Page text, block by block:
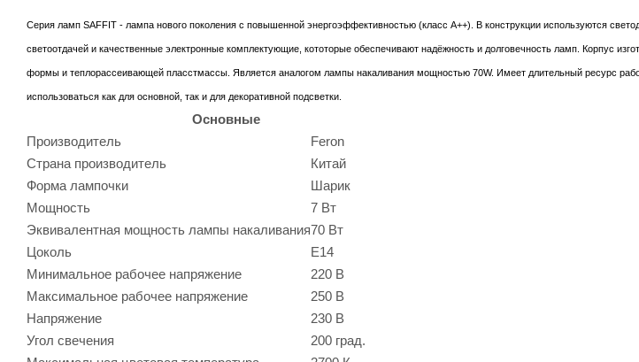
Серия ламп SAFFIT - лампа нового поколения с повышенной энергоэффективностью (класс А++). В конструкции используются
светоотдачей и качественные электронные комплектующие, кототорые обеспечивают надёжность и долговечность ламп. Корпус
формы и теплорассеивающей пласстмассы. Является аналогом лампы накаливания мощностью 70W. Имеет длительный ресурс
использоваться как для основной, так и для декоративной подсветки.
Основные
Производитель
Feron
Страна производитель
Китай
Форма лампочки
Шарик
Мощность
7 Вт
Эквивалентная мощность лампы накаливания70 Вт
Цоколь
E14
Минимальное рабочее напряжение
220 В
Максимальное рабочее напряжение
250 В
Напряжение
230 В
Угол свечения
200 град.